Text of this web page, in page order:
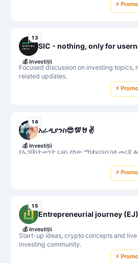
⚡
13
SIC - nothing, only for
Focused discussion on investing topics,
related updates.
💰 Investiții
⚡
14
አራዲያንስ😎💯🤘✌️
የኢንቨስትመንት ርዕስ ያለው ማህበረሰብ ስለ መረጃ
💰 Investiții
⚡
15
Entrepreneurial journey (EJ)
Start-up ideas, crypto concepts and live
investing community.
💰 Investiții
⚡